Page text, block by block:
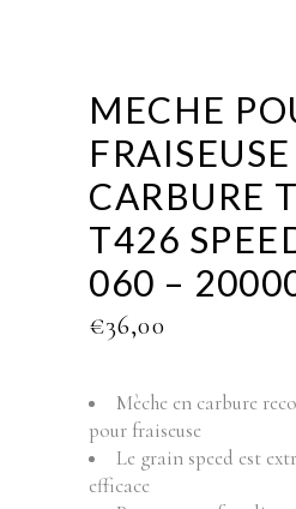
MECHE
FRAISEUSE
CARBURE
T426
060 –
€36,00
Mèche en carbure
pour fraiseuse
Le grain speed est
efficace